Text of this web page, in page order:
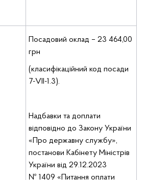
Посадовий оклад – 23 464,00
грн
(класифікаційний код посади
7-VII-1.3).
Надбавки та доплати
відповідно до Закону України
«Про державну службу»,
постанови Кабінету Міністрів
України від 29.12.2023
№ 1409 «Питання оплати